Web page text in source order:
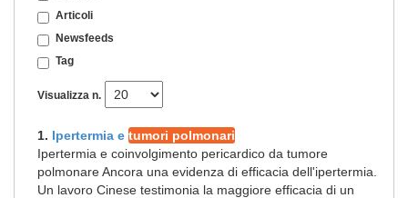
Articoli
Newsfeeds
Tag
Visualizza n.
1. Ipertermia e tumori polmonari
Ipertermia e coinvolgimento pericardico da tumore
polmonare Ancora una evidenza di efficacia dell'ipertermia.
Un lavoro Cinese testimonia la maggiore efficacia di un